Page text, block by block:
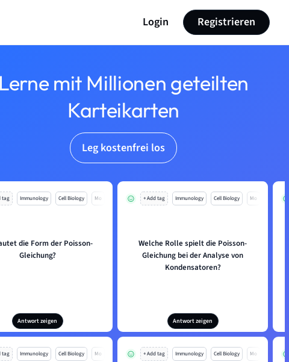
Login Registrieren
Lerne mit Millionen geteilten
Karteikarten
Leg kostenfrei los
tag Immunology Cell Biology Mo
die Form der Poisson-
Gleichung?
Antwort zeigen
+ Add tag Immunology Cell Biology Mo
Welche Rolle spielt die Poisson-
Gleichung bei der Analyse von
Kondensatoren?
Antwort zeigen
tag Immunology Cell Biology Mo + Add tag Immunology Cell Biology Mo